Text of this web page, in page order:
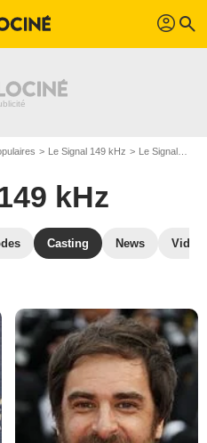
profil search
Le Signal 149 kHz Le Signal 149 kHz S01
kHz
Casting News